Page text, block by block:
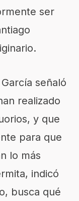
ser
señaló
realizado
y que
para que
lo más
indicó
busca qué